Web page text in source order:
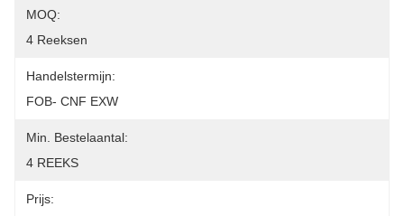
MOQ:
4 Reeksen
Handelstermijn:
FOB- CNF EXW
Min. Bestelaantal:
4 REEKS
Prijs: